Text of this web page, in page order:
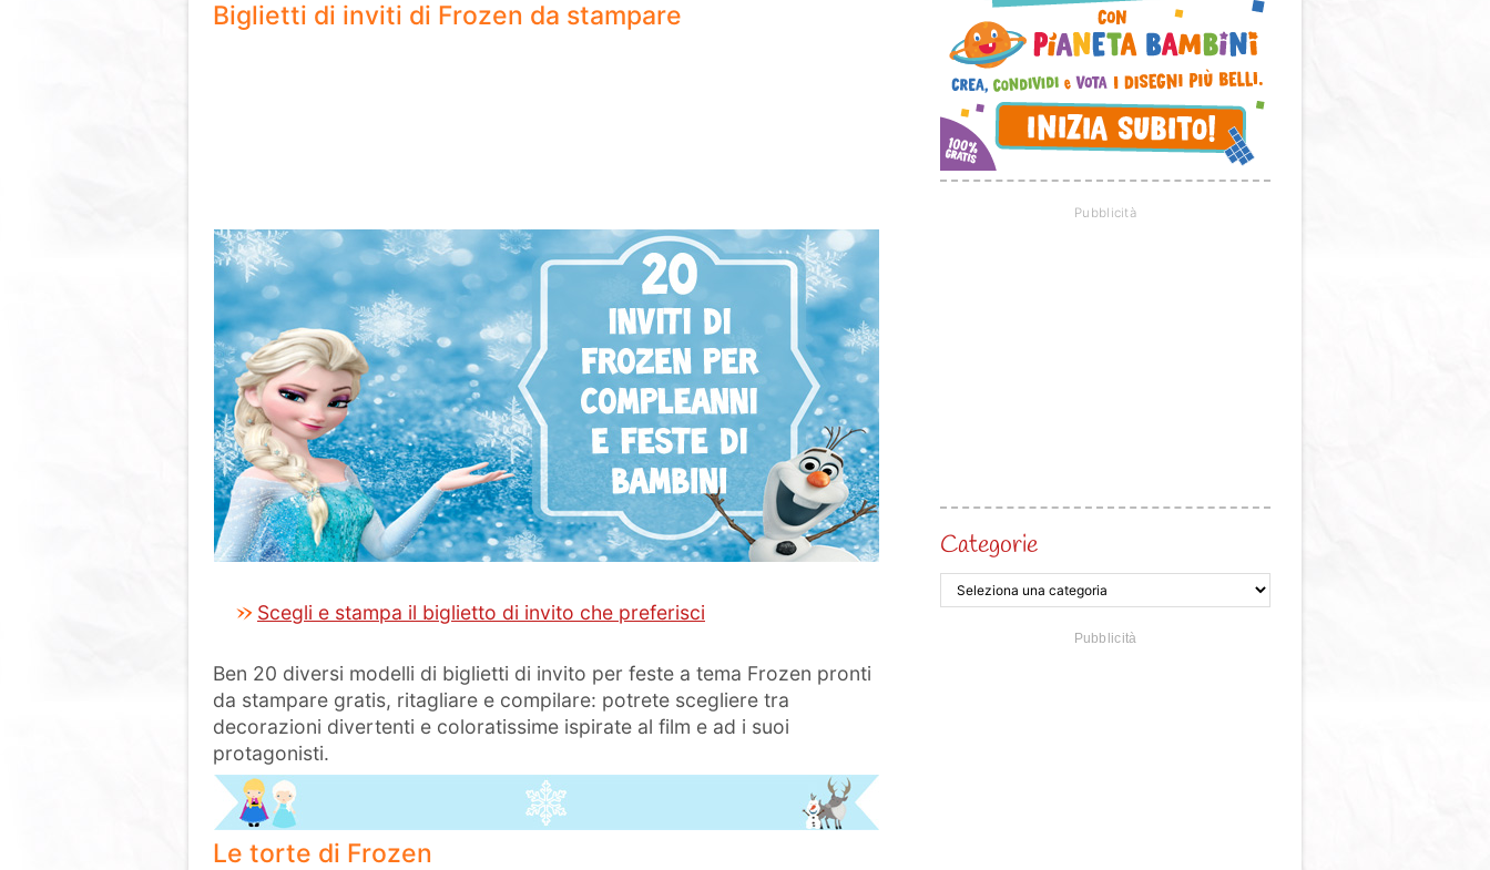
Biglietti di inviti di Frozen da stampare
Scegli e stampa il biglietto di invito che preferisci
Ben 20 diversi modelli di biglietti di invito per feste a tema Frozen pronti
da stampare gratis, ritagliare e compilare: potrete scegliere tra
decorazioni divertenti e coloratissime ispirate al film e ad i suoi
protagonisti.
Le torte di Frozen
Categorie